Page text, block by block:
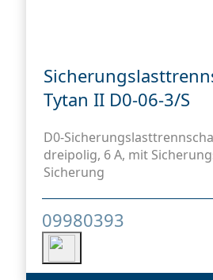
Tytan II D0-06-3/S
D0-
dreipolig, 6 A, mit
Sicherung
09980393